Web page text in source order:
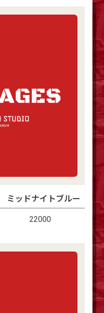
ミッドナイトブルー
22000